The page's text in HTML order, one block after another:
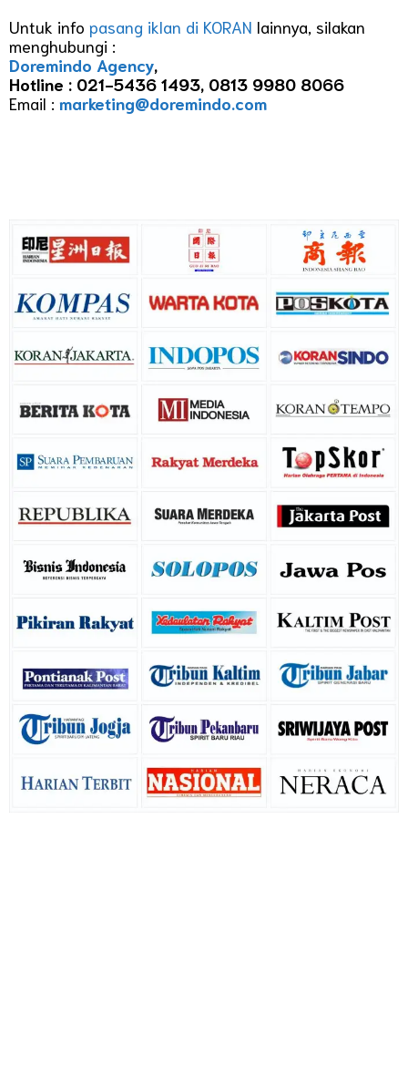
Untuk info pasang iklan di KORAN lainnya, silakan
menghubungi :
Doremindo Agency,
Hotline : 021-5436 1493, 0813 9980 8066
Email : marketing@doremindo.com